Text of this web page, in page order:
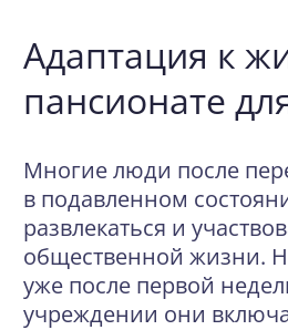
Адаптация к
пансионате
Многие люди после
в подавленном
развлекаться и
общественной жизни.
уже после первой
учреждении они